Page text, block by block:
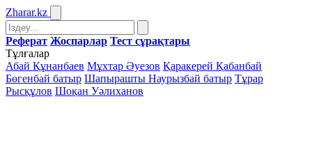
Zharar.kz
Реферат Жоспарлар Тест сұрақтары
Тұлғалар
Абай Құнанбаев Мұхтар Әуезов Қаракерей Қабанбай
Бөгенбай батыр Шапырашты Наурызбай батыр Тұрар
Рысқұлов Шоқан Уәлиханов